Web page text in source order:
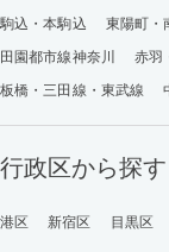
駒込・本駒込
東陽町・
田園都市線神奈川
赤羽
板橋・三田線・東武線
行政区から探す
港区 新宿区 目黒区